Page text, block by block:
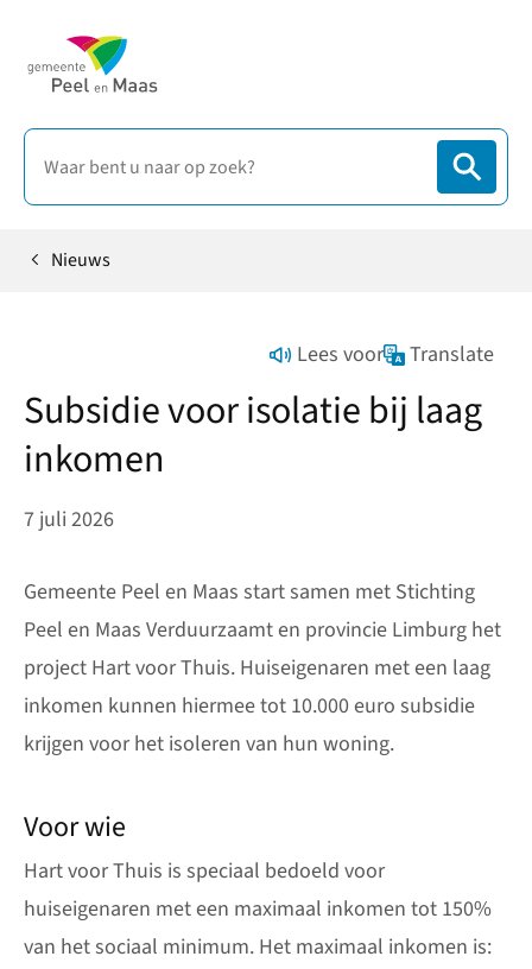
HomeNieuws
Lees voor Translate
Subsidie voor isolatie bij laag
inkomen
7 juli 2026
Gemeente Peel en Maas start samen met Stichting
Peel en Maas Verduurzaamt en provincie Limburg het
project Hart voor Thuis. Huiseigenaren met een laag
inkomen kunnen hiermee tot 10.000 euro subsidie
krijgen voor het isoleren van hun woning.
Voor wie
Hart voor Thuis is speciaal bedoeld voor
huiseigenaren met een maximaal inkomen tot 150%
van het sociaal minimum. Het maximaal inkomen is: